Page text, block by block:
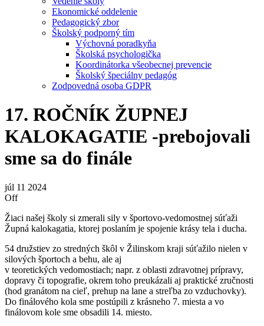
Ekonomické oddelenie
Pedagogický zbor
Školský podporný tím
Výchovná poradkyňa
Školská psychologička
Koordinátorka všeobecnej prevencie
Školský špeciálny pedagóg
Zodpovedná osoba GDPR
17. ROČNÍK ŽUPNEJ
KALOKAGATIE -prebojovali
sme sa do finále
júl 11 2024
Off
Žiaci našej školy si zmerali sily v športovo-vedomostnej súťaži
Župná kalokagatia, ktorej poslaním je spojenie krásy tela i ducha.
54 družstiev zo stredných škôl v Žilinskom kraji súťažilo nielen v
silových športoch a behu, ale aj
v teoretických vedomostiach; napr. z oblasti zdravotnej prípravy,
dopravy či topografie, okrem toho preukázali aj praktické zručnosti
(hod granátom na cieľ, prehup na lane a streľba zo vzduchovky).
Do finálového kola sme postúpili z krásneho 7. miesta a vo
finálovom kole sme obsadili 14. miesto.